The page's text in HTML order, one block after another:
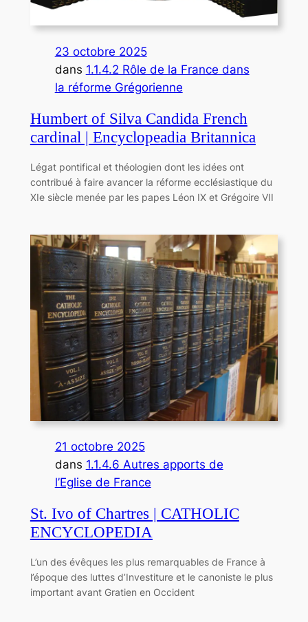
23 octobre 2025
dans 1.1.4.2 Rôle de la France dans
la réforme Grégorienne
Humbert of Silva Candida French
cardinal | Encyclopeadia Britannica
Légat pontifical et théologien dont les idées ont
contribué à faire avancer la réforme ecclésiastique du
XIe siècle menée par les papes Léon IX et Grégoire VII
21 octobre 2025
dans 1.1.4.6 Autres apports de
l’Eglise de France
St. Ivo of Chartres | CATHOLIC
ENCYCLOPEDIA
L’un des évêques les plus remarquables de France à
l’époque des luttes d’Investiture et le canoniste le plus
important avant Gratien en Occident